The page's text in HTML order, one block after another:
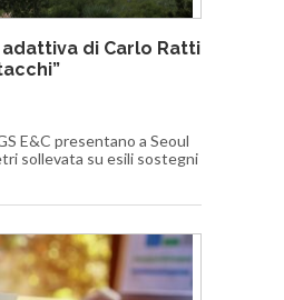
di Carlo Ratti
E&C presentano a Seoul
sollevata su esili sostegni